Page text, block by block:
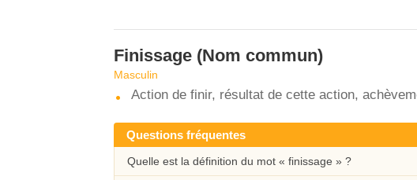
Finissage (Nom commun)
Masculin
Action de finir, résultat de cette action,
Questions fréquentes
Quelle est la définition du mot « finissage » ?